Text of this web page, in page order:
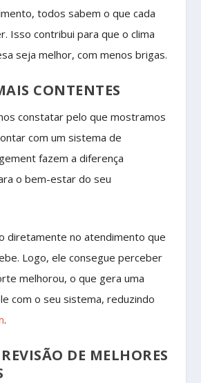
todos sabem o que cada
Isso contribui para que o clima
seja melhor, com menos brigas.
CONTENTES
constatar pelo que mostramos
com um sistema de
fazem a diferença
o bem-estar do seu
diretamente no atendimento que
Logo, ele consegue perceber
melhorou, o que gera uma
com o seu sistema, reduzindo
.
DE MELHORES